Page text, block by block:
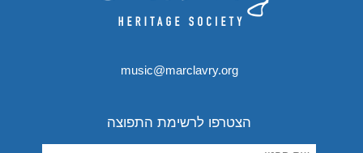
music@marclavry.org
הצטרפו לרשימת התפוצה